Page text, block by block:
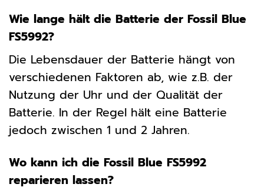
Wie lange hält die Batterie der Fossil Blue
FS5992?
Die Lebensdauer der Batterie hängt von
verschiedenen Faktoren ab, wie z.B. der
Nutzung der Uhr und der Qualität der
Batterie. In der Regel hält eine Batterie
jedoch zwischen 1 und 2 Jahren.
Wo kann ich die Fossil Blue FS5992
reparieren lassen?